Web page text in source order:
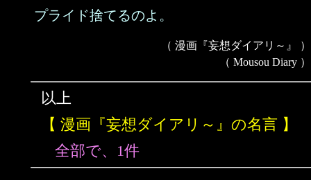
プライド捨てるのよ。
（ 漫画『妄想ダイアリ～』 ）
（ Mousou Diary ）
以上
【 漫画『妄想ダイアリ～』の名言 】
全部で、1件